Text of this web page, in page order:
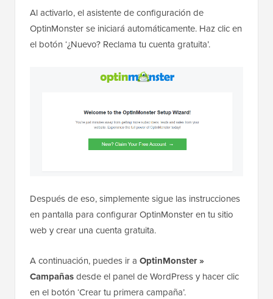
Al activarlo, el asistente de configuración de
OptinMonster se iniciará automáticamente. Haz clic en
el botón ‘¿Nuevo? Reclama tu cuenta gratuita’.
Después de eso, simplemente sigue las instrucciones
en pantalla para configurar OptinMonster en tu sitio
web y crear una cuenta gratuita.
A continuación, puedes ir a OptinMonster »
Campañasdesde el panel de WordPress y hacer clic
en el botón ‘Crear tu primera campaña’.